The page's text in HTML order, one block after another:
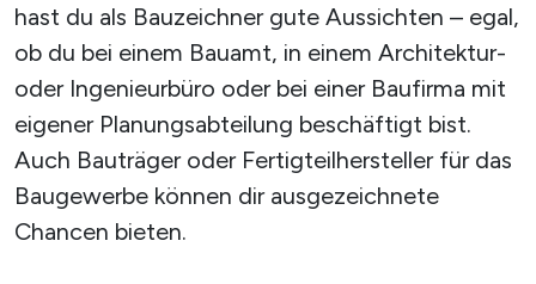
hast du als Bauzeichner gute Aussichten – egal,
ob du bei einem Bauamt, in einem Architektur-
oder Ingenieurbüro oder bei einer Baufirma mit
eigener Planungsabteilung beschäftigt bist.
Auch Bauträger oder Fertigteilhersteller für das
Baugewerbe können dir ausgezeichnete
Chancen bieten.